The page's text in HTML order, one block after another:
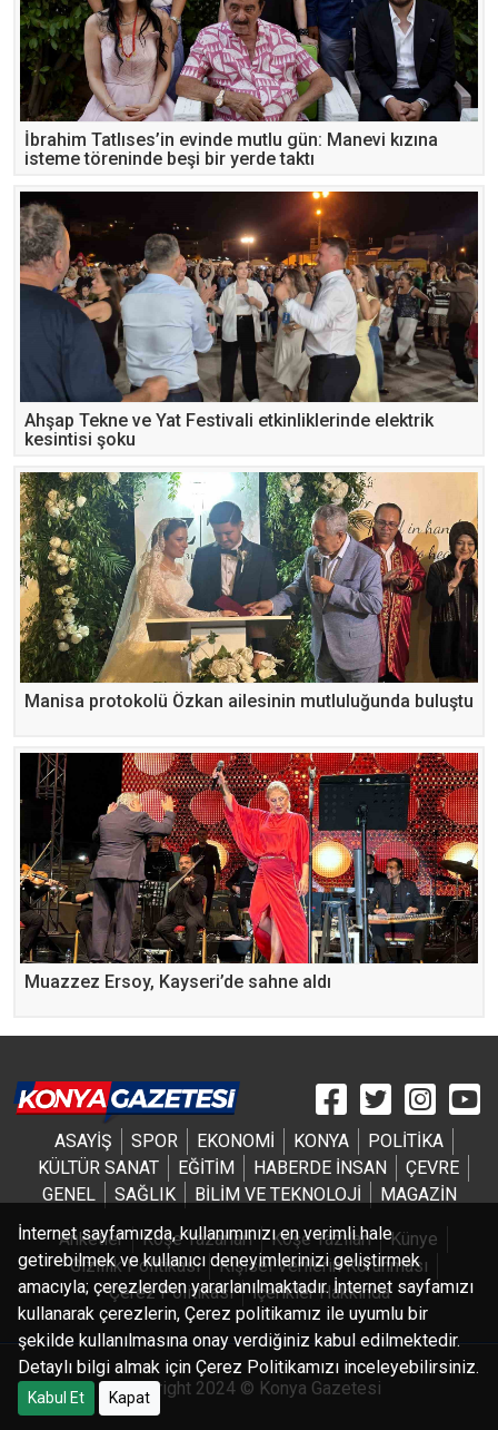
İbrahim Tatlıses’in evinde mutlu gün: Manevi kızına
isteme töreninde beşi bir yerde taktı
Ahşap Tekne ve Yat Festivali etkinliklerinde elektrik
kesintisi şoku
Manisa protokolü Özkan ailesinin mutluluğunda buluştu
Muazzez Ersoy, Kayseri’de sahne aldı
ASAYİŞ SPOR EKONOMİ KONYA
POLİTİKA
KÜLTÜR SANAT
EĞİTİM HABERDE İNSAN
ÇEVRE
GENEL
SAĞLIK BİLİM VE TEKNOLOJİ MAGAZİN
Anketler Köşe Yazarları Köşe Yazıları
Künye
Gizlilik Politikası
Kişisel Verilerin Korunması
Çerez Politikası
İçerikler Hakkında
Copyright 2024 © Konya Gazetesi
İnternet sayfamızda, kullanımınızı en verimli hale
getirebilmek ve kullanıcı deneyimlerinizi geliştirmek
amacıyla; çerezlerden yararlanılmaktadır. İnternet sayfamızı
kullanarak çerezlerin, Çerez politikamız ile uyumlu bir
şekilde kullanılmasına onay verdiğiniz kabul edilmektedir.
Detaylı bilgi almak için Çerez Politikamızı inceleyebilirsiniz.
Kabul Et Kapat